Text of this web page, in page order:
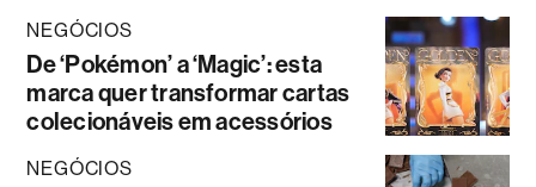
NEGÓCIOS
De ‘Pokémon’ a ‘Magic’: esta
marca quer transformar cartas
colecionáveis em acessórios
NEGÓCIOS